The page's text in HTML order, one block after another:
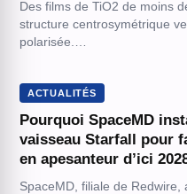
Des films de TiO2 de moins
structure centrosymétrique
polarisée.…
ACTUALITÉS
Pourquoi SpaceMD
vaisseau Starfall pour
en apesanteur d’ici
SpaceMD, filiale de Redwire,